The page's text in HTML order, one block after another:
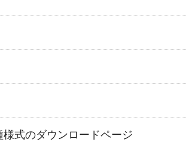
式のダウンロードページ